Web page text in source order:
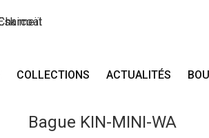
COLLECTIONS ACTUALITÉS
Bague KIN-MINI-WA